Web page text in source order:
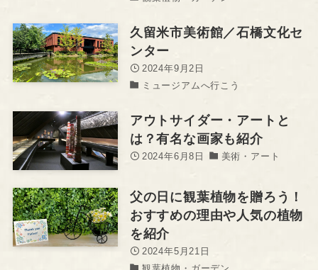
久留米市美術館／石橋文化セ
ンター
2024年9月2日
ミュージアムへ行こう
アウトサイダー・アートと
は？有名な画家も紹介
2024年6月8日 美術・アート
父の日に観葉植物を贈ろう！
おすすめの理由や人気の植物
を紹介
2024年5月21日